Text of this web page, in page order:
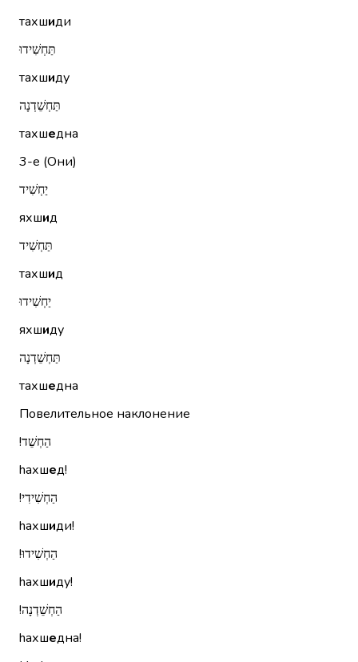
тахшиди
תַּחְשִׁידוּ
тахшиду
תַּחְשֵׁדְנָה
тахшедна
3-е (Они)
יַחְשִׁיד
яхшид
תַּחְשִׁיד
тахшид
יַחְשִׁידוּ
яхшиду
תַּחְשֵׁדְנָה
тахшедна
Повелительное наклонение
הַחְשֵׁד!‏
hахшед!
הַחְשִׁידִי!‏
hахшиди!
הַחְשִׁידוּ!‏
hахшиду!
הַחְשֵׁדְנָה!‏
hахшедна!